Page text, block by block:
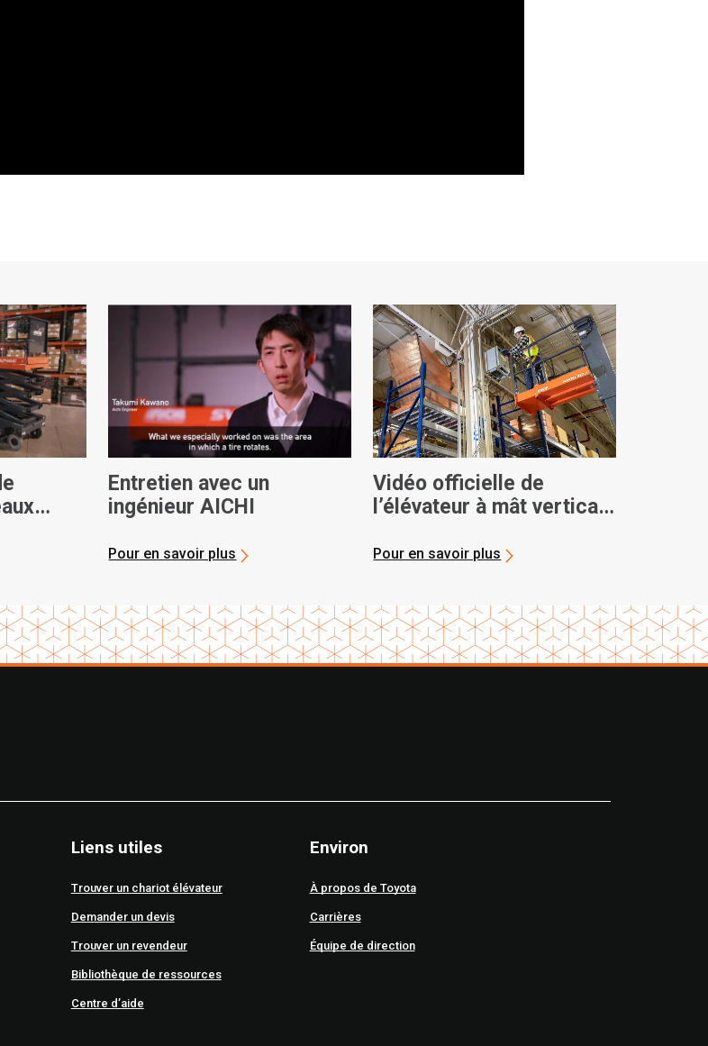
Entretien avec un
ingénieur AICHI
Pour en savoir plus
Vidéo officielle de
l’élévateur à mât vertical
Pour en savoir plus
Liens utiles
Trouver un chariot élévateur
Demander un devis
Trouver un revendeur
Bibliothèque de ressources
Centre d’aide
Environ
À propos de Toyota
Carrières
Équipe de direction